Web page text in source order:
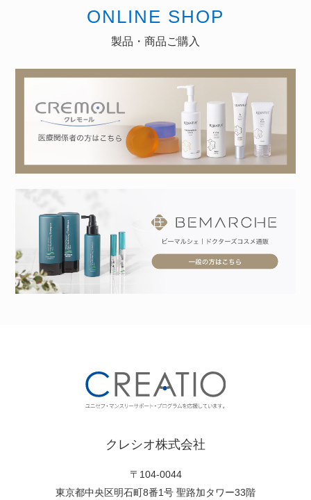
ONLINE SHOP
製品・商品ご購入
クレシオ株式会社
〒104-0044
東京都中央区明石町8番1号 聖路加タワー33階